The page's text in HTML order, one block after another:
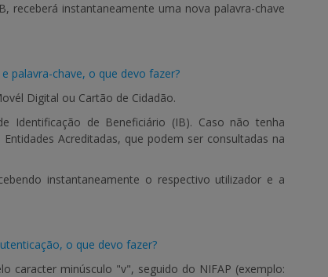
receberá instantaneamente uma nova palavra-chave
palavra-chave, o que devo fazer?
Digital ou Cartão de Cidadão.
Identificação de Beneficiário (IB). Caso não tenha
Acreditadas, que podem ser consultadas na
instantaneamente o respectivo utilizador e a
o que devo fazer?
caracter minúsculo "v", seguido do NIFAP (exemplo: